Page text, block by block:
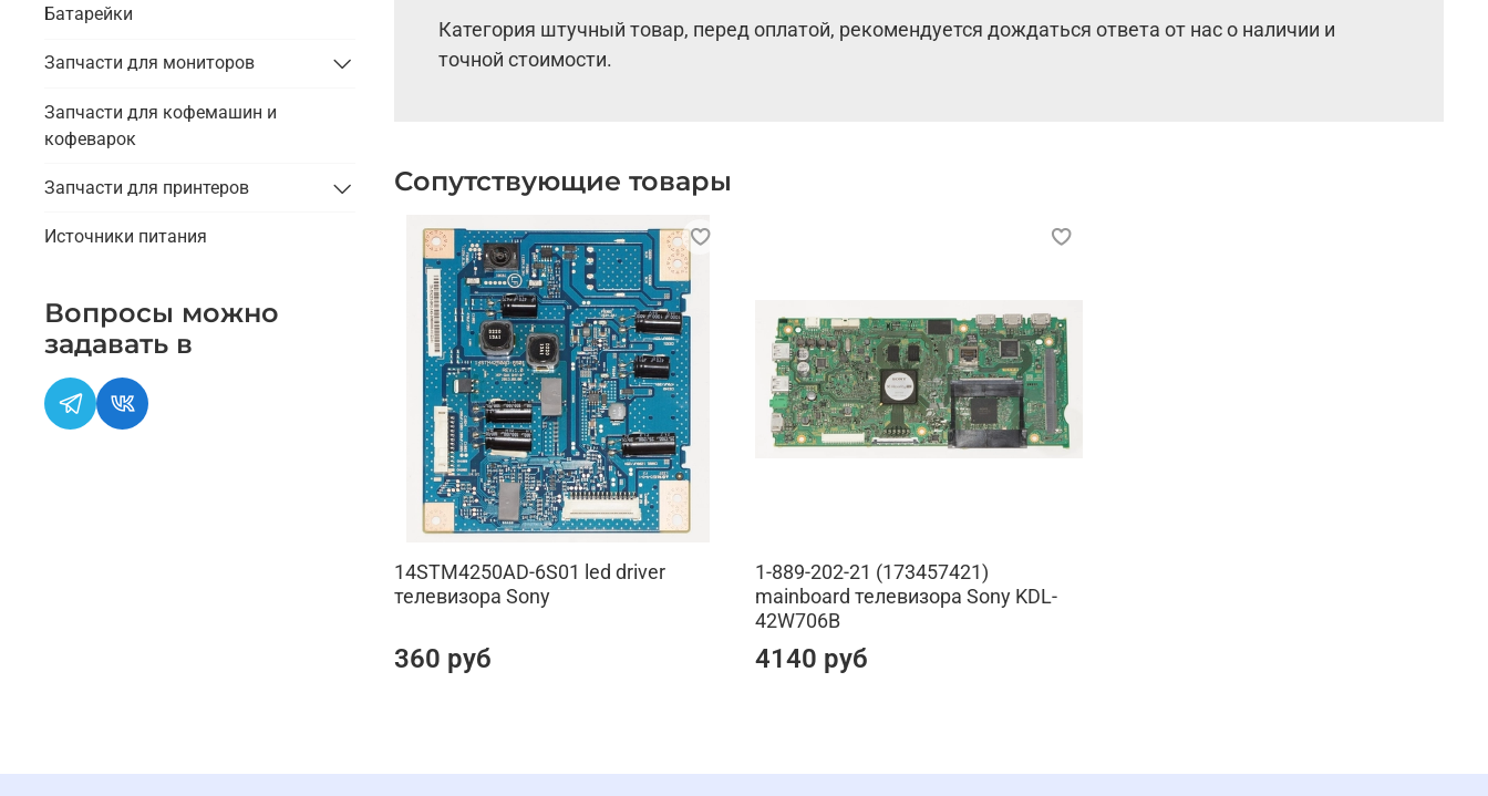
Категория штучный товар, перед оплатой, рекомендуется дождаться ответа от нас о наличии и
точной стоимости.
Сопутствующие товары
14STM4250AD-6S01 led driver
телевизора Sony
360 руб
1-889-202-21 (173457421)
mainboard телевизора Sony KDL-
42W706B
4140 руб
Батарейки
Запчасти для мониторов
Запчасти для кофемашин и
кофеварок
Запчасти для принтеров
Источники питания
Вопросы можно
задавать в